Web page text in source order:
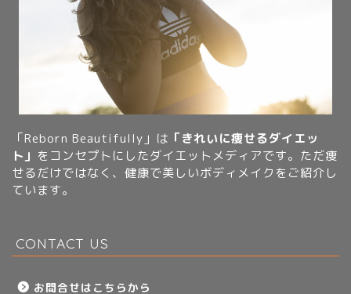
「Reborn Beautifully」は 「きれいに痩せるダイエッ
ト」 をコンセプトにしたダイエットメディアです。ただ痩
せるだけではなく、健康で美しいボディメイクをご紹介し
ています。
CONTACT US
お問合せはこちらから